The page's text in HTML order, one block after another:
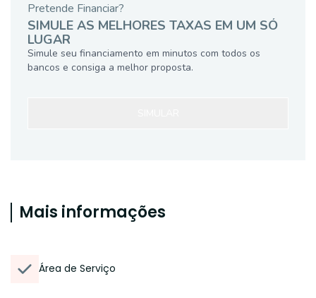
Pretende Financiar?
SIMULE AS MELHORES TAXAS EM UM SÓ
LUGAR
Simule seu financiamento em minutos com todos os
bancos e consiga a melhor proposta.
Mais informações
Área de Serviço